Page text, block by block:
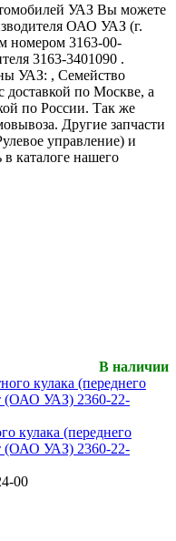
УАЗ Вы можете
ОАО УАЗ (г.
номером 3163-00-
3163-3401090 .
УАЗ: , Семейство
доставкой по Москве, а
по России. Так же
Другие запчасти
управление) и
каталоге нашего
В наличии
кулака (переднего
(ОАО УАЗ) 2360-22-
00